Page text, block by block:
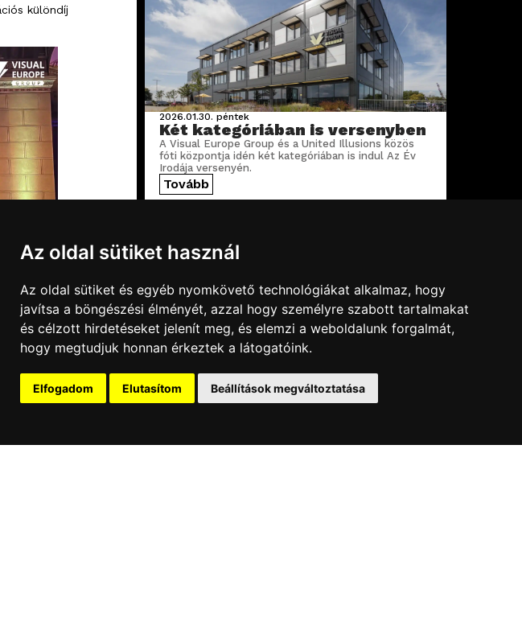
Az oldal sütiket használ
Az oldal sütiket és egyéb nyomkövető technológiákat alkalmaz, hogy
javítsa a böngészési élményét, azzal hogy személyre szabott tartalmakat
és célzott hirdetéseket jelenít meg, és elemzi a weboldalunk forgalmát,
hogy megtudjuk honnan érkeztek a látogatóink.
Elfogadom Elutasítom Beállítások megváltoztatása
különdíj
2026.01.30.péntek
Két kategóriában is versenyben
A Visual Europe Group és a United Illusions közös
fóti központja idén két kategóriában is indul Az Év
Irodája versenyén.
Tovább
2026.01.20.kedd
Új mérföldkő: drónshow
Belgrádban
Tovább